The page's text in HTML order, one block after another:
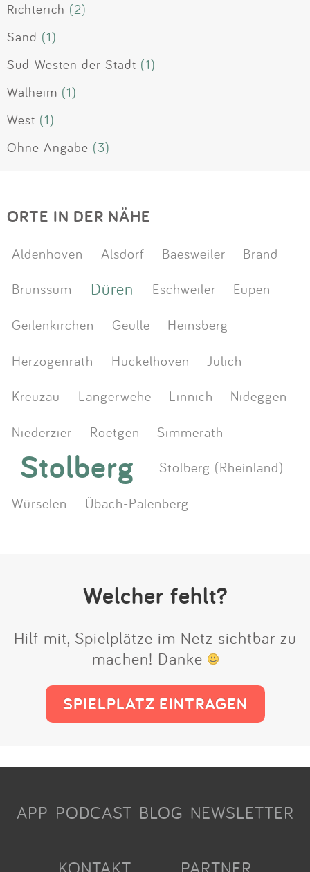
Richterich (2)
Sand (1)
Süd-Westen der Stadt (1)
Walheim (1)
West (1)
Ohne Angabe (3)
ORTE IN DER NÄHE
Aldenhoven Alsdorf Baesweiler
Brand
Brunssum
Düren Eschweiler
Eupen
Geilenkirchen
Geulle
Heinsberg
Herzogenrath
Hückelhoven
Jülich
Kreuzau
Langerwehe Linnich
Nideggen
Niederzier
Roetgen Simmerath
Stolberg
Stolberg (Rheinland)
Würselen
Übach-Palenberg
Welcher fehlt?
Hilf mit, Spielplätze im Netz sichtbar zu
machen! Danke
SPIELPLATZ EINTRAGEN
APP PODCAST BLOG NEWSLETTER